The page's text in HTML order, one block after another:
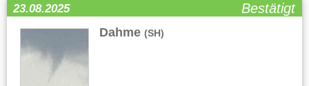
23.08.2025 Bestätigt
Dahme (SH)